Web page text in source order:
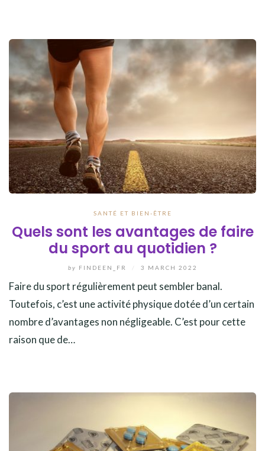
SANTÉ ET BIEN-ÊTRE
Quels sont les avantages de faire
du sport au quotidien ?
by FINDEEN_FR 3 MARCH 2022
Faire du sport régulièrement peut sembler banal.
Toutefois, c’est une activité physique dotée d’un certain
nombre d’avantages non négligeable. C’est pour cette
raison que de…